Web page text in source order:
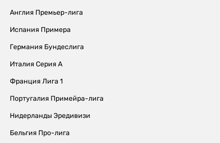
Англия Премьер-лига
Испания Примера
Германия Бундеслига
Италия Серия А
Франция Лига 1
Португалия Примейра-лига
Нидерланды Эредивизи
Бельгия Про-лига